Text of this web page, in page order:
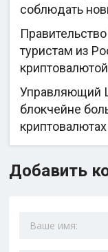
соблюдать
туристам из
криптовалютой
Управляющий
блокчейне
криптовалютах
Добавить